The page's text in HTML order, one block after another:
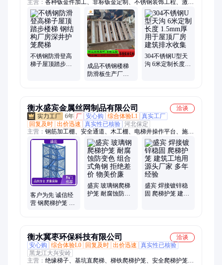
主营： 各种钣金件加工、非标钣金定制、不锈钢装饰工程、激光
刨槽折弯一体成型、不锈钢彩色板定制、不锈钢板材加工、来图
来样、不锈钢水槽、不锈钢立柱扶手栏杆、不锈钢瓦楞板、不锈
钢水箱、不锈钢装饰条、不锈钢门套、不锈钢井盖
不锈钢防滑登高
梯子屋顶踏步楼
成品不锈钢楼梯
防滑板生产厂家
304不锈钢U型天
沟 6米定制长度
衡水盛宾金属丝网制品有限公司
洽谈
6年 厂 安心购 综合体验L1
真实工厂
回复及时 出价迅速 真实性已核验 河北保定
主营： 钢筋加工棚、安全通道、木工棚、电梯井操作平台、施工
电梯门、安全梯笼、电梯防护门、氧气乙炔存放棚、塔吊防攀
爬、基坑护栏、配电箱防护棚、塔吊围栏、气砖吊笼、装配式围
挡、拒马、切割机防护罩、打灰马凳、焊渣接火斗、氧气存放
棚、吊塔防攀爬
客户为先 诚信经
营 钢爬梯护笼 国
盛宾 玻璃钢爬梯
护笼 耐腐蚀防变
盛宾 焊接镀锌稳
固 爬梯护笼 建筑
衡水冀枣环保科技有限公司
洽谈
安心购
综合体验L0 回复及时 出价迅速
真实性已核验
黑龙江大兴安岭
主营： 绝缘梯子、基坑直爬梯、梯铁爬梯护笼、安全爬梯护笼、